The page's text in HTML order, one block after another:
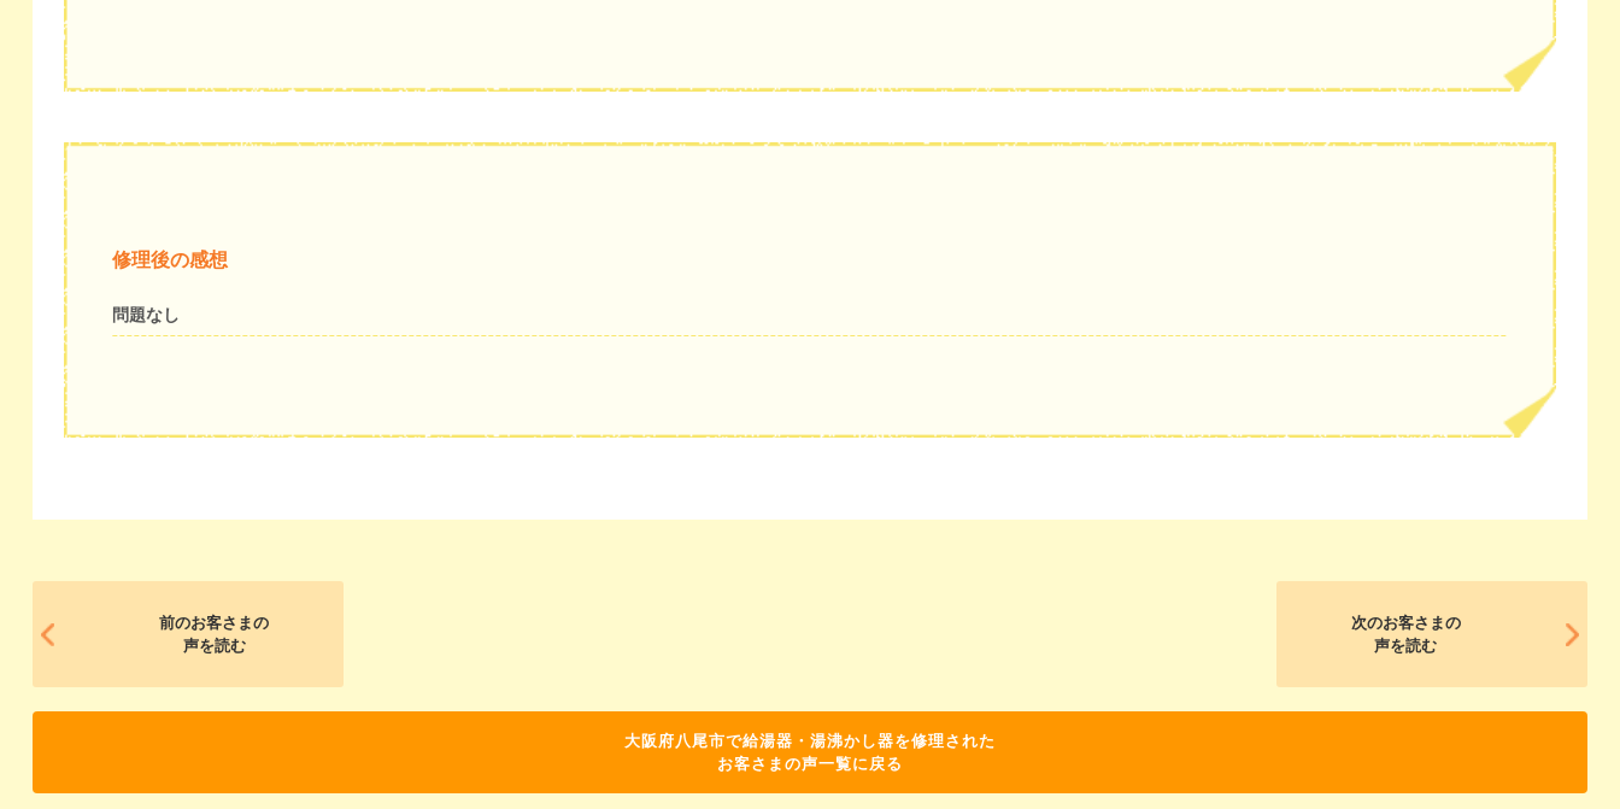
修理後の感想
問題なし
前のお客さまの
声を読む
次のお客さまの
声を読む
大阪府八尾市で給湯器・湯沸かし器を修理された
お客さまの声一覧に戻る